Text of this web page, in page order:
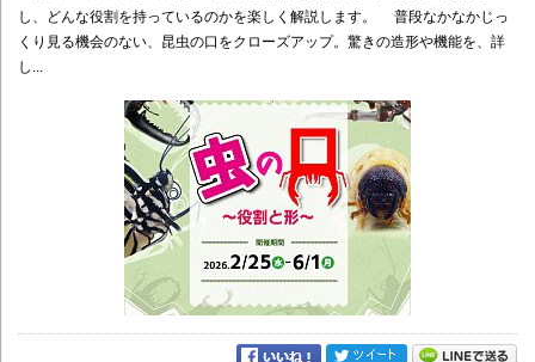
し、どんな役割を持っているのかを楽しく解説します。 普段なかなかじっ
くり見る機会のない、昆虫の口をクローズアップ。驚きの造形や機能を、詳
し...